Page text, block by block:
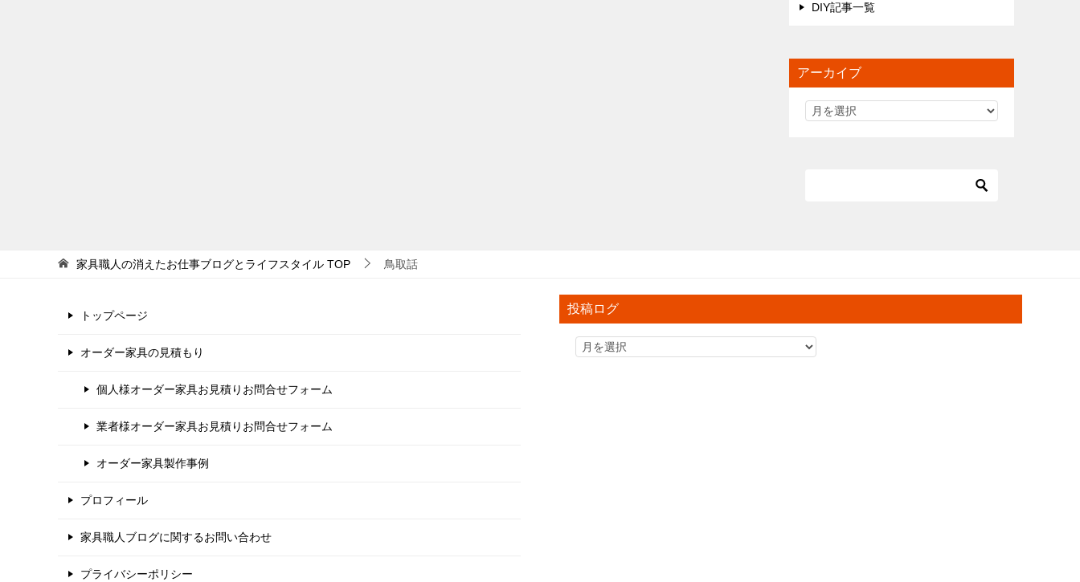
DIY記事一覧
アーカイブ
家具職人の消えたお仕事ブログとライフスタイル TOP 鳥取話
トップページ
オーダー家具の見積もり
個人様オーダー家具お見積りお問合せフォーム
業者様オーダー家具お見積りお問合せフォーム
オーダー家具製作事例
プロフィール
家具職人ブログに関するお問い合わせ
プライバシーポリシー
投稿ログ